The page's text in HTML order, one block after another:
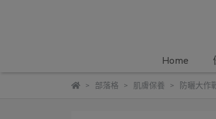
Home
部落格 肌膚保養 防曬大作